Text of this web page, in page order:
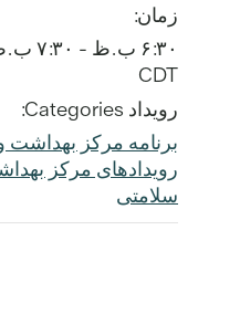
زمان:
۶:۳۰ ب.ظ - ۷:۳۰ ب.ظ
CDT
رویداد Categories:
برنامه مرکز
رویدادهای مرکز
سلامتی